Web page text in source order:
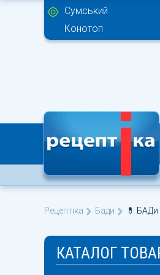
Сумський
Конотоп
Рецептіка Бади 💊 БАДи
КАТАЛОГ